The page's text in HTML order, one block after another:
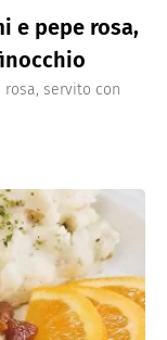
e pepe rosa,
servito con